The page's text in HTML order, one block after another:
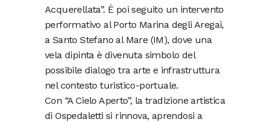
Acquerellata”. È poi seguito un intervento
performativo al Porto Marina degli Aregai,
a Santo Stefano al Mare (IM), dove una
vela dipinta è divenuta simbolo del
possibile dialogo tra arte e infrastruttura
nel contesto turistico-portuale.
Con “A Cielo Aperto”, la tradizione artistica
di Ospedaletti si rinnova, aprendosi a